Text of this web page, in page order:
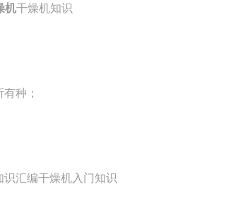
机干燥机知识
种；
汇编干燥机入门知识